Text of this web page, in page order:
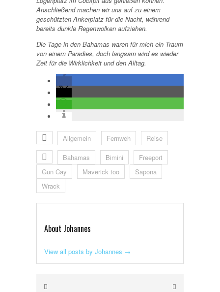
Anschließend machen wir uns auf zu einem
geschützten Ankerplatz für die Nacht, während
bereits dunkle Regenwolken aufziehen.
Die Tage in den Bahamas waren für mich ein Traum
von einem Paradies, doch langsam wird es wieder
Zeit für die Wirklichkeit und den Alltag.
Allgemein Fernweh Reise
Bahamas Bimini
Freeport
Gun Cay
Maverick too
Sapona
Wrack
About Johannes
View all posts by Johannes →